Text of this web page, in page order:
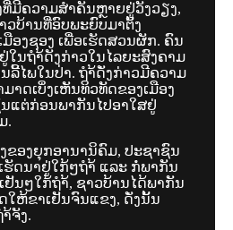
ມີຄວາມສຳຄັນຫຼາຍຢູ່ວັງວຽງ,
ວບ້ານທີ່ອົບພະຍົບມາຕັ້ງ
ອງຊອງ ເພື່ອເຮັດສວນຜັກ. ຄົນ
ໃນຖຳ້ດັງກ່າວໃນໄລຍະສົງຄາມ
ນລີ້ໄພໃນປ່າ. ຖຳ້ດັ່ງກ່າວມີຄວາມ
າດເບິ່ງເຫັນທິວທັດຂອງເມືອງ
ແຕ່ກ່ອນພາກັນໄປອາໃສຢູ່
.
ຂອງຍຸກອານານິຄົມ, ປະຊາຊົນ
ຮັດນາຢູ່ໃກ້ໆຖຳ້ ແລະ ກໍ່ພາກັນ
ຢັນໆໃກ້ຖຳ້, ຊາວບ້ານໄດ້ພາກັນ
ໃຫ້ຂາເຢັນຈົນແຂງ, ດັ່ງນັ້ນ
ຈັງ.